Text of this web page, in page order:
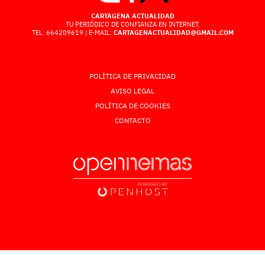
CARTAGENA ACTUALIDAD
TU PERIÓDICO DE CONFIANZA EN INTERNET.
TEL: 664209619 | E-MAIL: CARTAGENACTUALIDAD@GMAIL.COM
POLÍTICA DE PRIVACIDAD
AVISO LEGAL
POLÍTICA DE COOKIES
CONTACTO